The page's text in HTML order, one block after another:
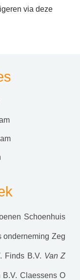
via deze
Schoenhuis
onderneming Zeg
Finds B.V. Van Z
B.V. Claessens O